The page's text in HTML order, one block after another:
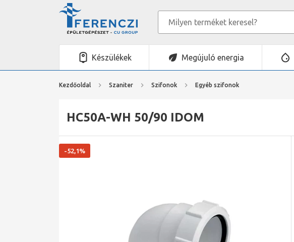
Készülékek Megújuló energia
Kezdőoldal Szaniter Szifonok Egyéb szifonok
HC50A-WH 50/90 IDOM
-52,1%